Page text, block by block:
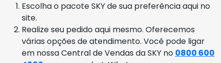
Escolha o pacote SKY de sua preferência aqui no
site.
Realize seu pedido aqui mesmo. Oferecemos
várias opções de atendimento. Você pode ligar
em nossa Central de Vendas da SKY no 0800 600